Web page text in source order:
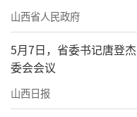
山西省人民政府
5月7日，省委书记唐登
委会会议
山西日报